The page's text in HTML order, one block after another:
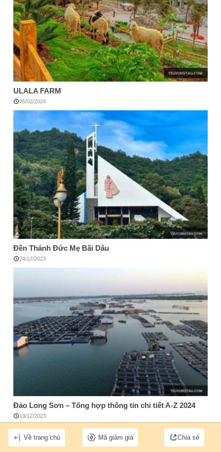
ULALA FARM
05/02/2024
Đền Thánh Đức Mẹ Bãi Dâu
24/12/2023
Đảo Long Sơn – Tổng hợp thông tin chi tiết A-Z 2024
19/12/2023
Về trang chủ Mã giảm giá Chia sẻ